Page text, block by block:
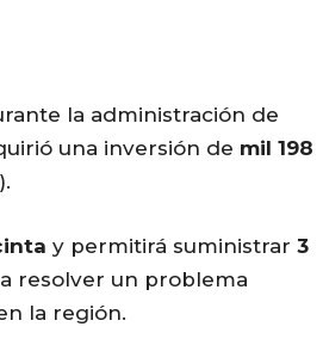
la administración de
una inversión de mil 198
).
y permitirá suministrar 3
resolver un problema
la región.